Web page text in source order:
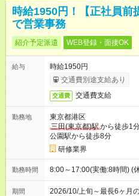
時給1950円！【正社員前
で営業事務
紹介予定派遣 WEB登録・面接OK
給与
時給1950円
交通費別途支給あり
交通費 交通費支給
勤務地
東京都港区
三田(東京都)駅から徒歩1
公園駅から徒歩8分
研修業界
勤務時間 8:00～17:00(実働:8時間) (
期間
2026/10/上旬～最長6ヶ月